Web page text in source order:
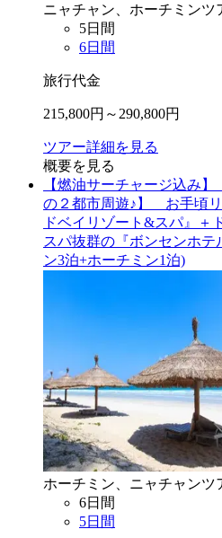
ニャチャン、ホーチミンツ
5日間
6日間
旅行代金
215,800円～ 290,800円
ツアー詳細を見る
概要を見る
【燃油サーチャージ込み
の２都市周遊♪】 お手頃
ドベイリゾート&スパ』＋
スパ抜群の『ボンセンホ
ン3泊+ホーチミン1泊)
ホーチミン、ニャチャンツ
6日間
5日間